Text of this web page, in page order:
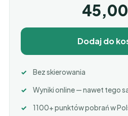
45,00
Dodaj do
Bez skierowania
Wyniki online — nawet tego
1100+ punktów pobrań w